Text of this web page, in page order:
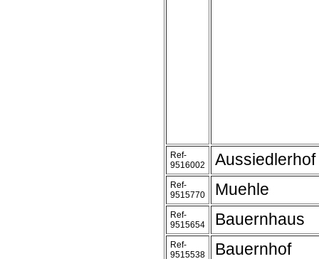
Ref-
9516002
Aussiedlerhof
Ref-
9515770
Muehle
Ref-
9515654
Bauernhaus
Ref-
9515538
Bauernhof